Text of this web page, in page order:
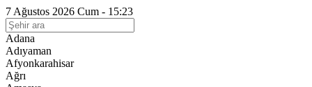
7 Ağustos 2026 Cum - 15:23
Adana
Adıyaman
Afyonkarahisar
Ağrı